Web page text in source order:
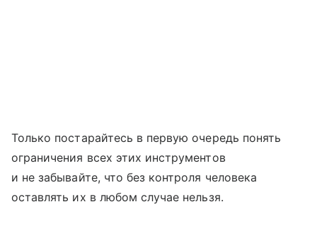
Только постарайтесь в первую очередь понять
ограничения всех этих инструментов
и не забывайте, что без контроля человека
оставлять их в любом случае нельзя.